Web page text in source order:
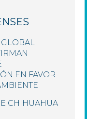
EN FAVOR
CHIHUAHUA